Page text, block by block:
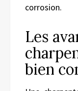
corrosion.
Les
bien